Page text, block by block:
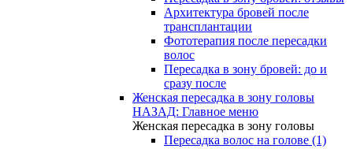
Архитектура бровей после
трансплантации
Фототерапия после пересадки
волос
Пересадка в зону бровей: до и
сразу после
Женская пересадка в зону головы
НАЗАД: Главное меню
Женская пересадка в зону головы
Пересадка волос на голове (1)